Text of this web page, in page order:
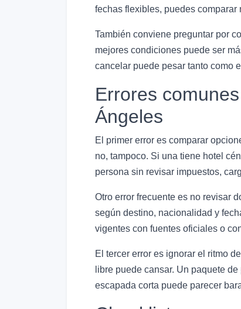
fechas flexibles, puedes
También conviene preguntar por
mejores condiciones puede ser
cancelar puede pesar tanto como
Errores
Ángeles
El primer error es comparar
no, tampoco. Si una tiene hotel
persona sin revisar impuestos,
Otro error frecuente es no revisar
según destino, nacionalidad y
vigentes con fuentes oficiales o
El tercer error es ignorar el ritmo
libre puede cansar. Un paquete
escapada corta puede parecer